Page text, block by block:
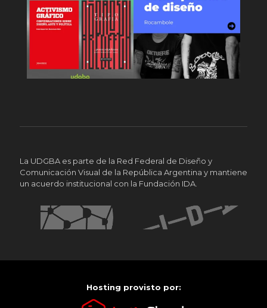
La UDGBA es parte de la Red Federal de Diseño y
Comunicación Visual de la República Argentina y mantiene
un acuerdo institucional con la Fundación IDA.
Hosting provisto por: